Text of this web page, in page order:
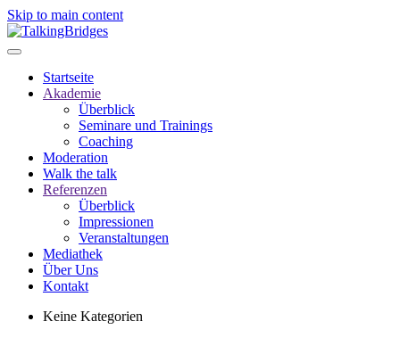
Skip to main content
Startseite
Akademie
Überblick
Seminare und Trainings
Coaching
Moderation
Walk the talk
Referenzen
Überblick
Impressionen
Veranstaltungen
Mediathek
Über Uns
Kontakt
Keine Kategorien